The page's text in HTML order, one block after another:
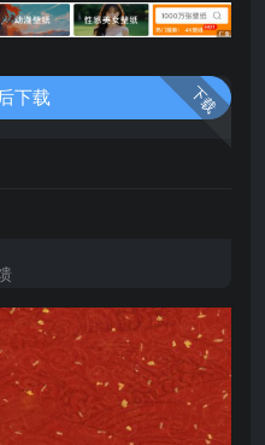
下载
下载